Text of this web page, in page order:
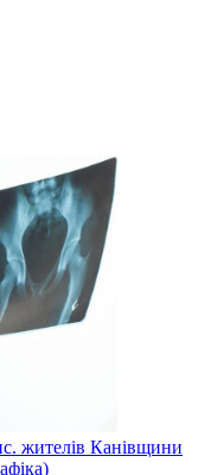
жителів Канівщини